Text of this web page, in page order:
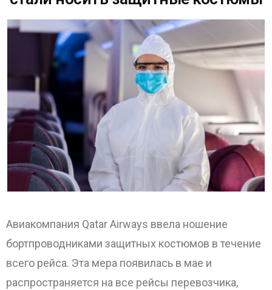
Авиакомпания Qatar Airways ввела ношение
бортпроводниками защитных костюмов в течение
всего рейса. Эта мера появилась в мае и
распространяется на все рейсы перевозчика,